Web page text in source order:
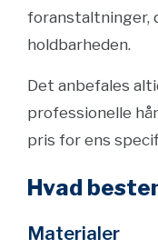
foranstaltninger,
holdbarheden.
Det anbefales
professionelle
pris for ens
Hvad
Materialer